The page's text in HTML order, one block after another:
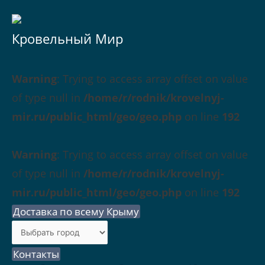
Кровельный Мир
Warning: Trying to access array offset on value
of type null in /home/r/rodnik/krovelnyj-
mir.ru/public_html/geo/geo.php on line 192
Warning: Trying to access array offset on value
of type null in /home/r/rodnik/krovelnyj-
mir.ru/public_html/geo/geo.php on line 192
Доставка по всему Крыму
Контакты